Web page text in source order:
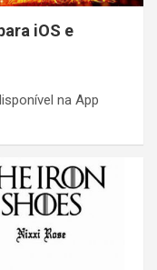
iOS e
na App